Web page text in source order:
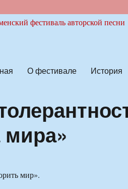
О фестивале История
мира»
мир».